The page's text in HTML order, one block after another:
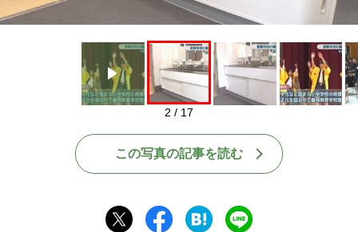
2 / 17
この写真の記事を読む